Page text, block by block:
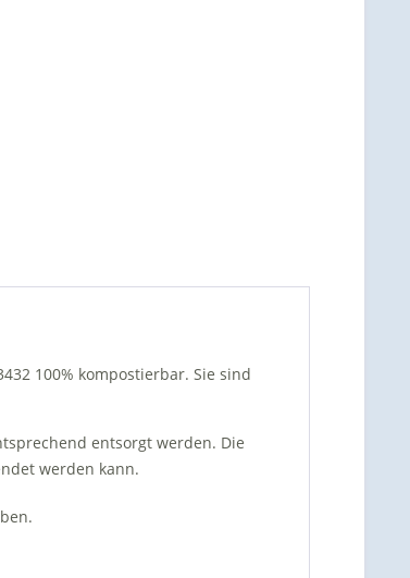
100% kompostierbar. Sie sind
entsorgt werden. Die
werden kann.